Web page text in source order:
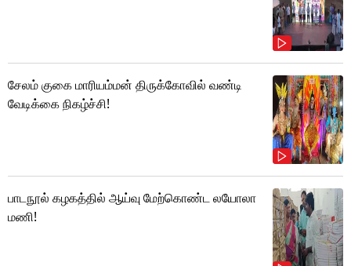
சேலம் குகை மாரியம்மன் திருக்கோவில் வண்டி
வேடிக்கை நிகழ்ச்சி!
பாடநூல் கழகத்தில் ஆய்வு மேற்கொண்ட லயோலா
மணி!